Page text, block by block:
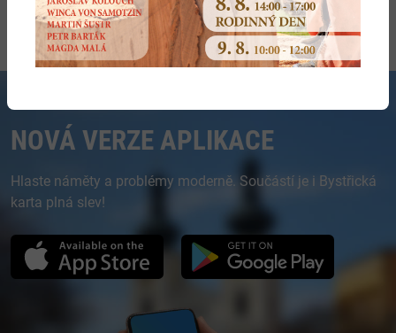
Přehled termínů a lhůt pro volby do zastupitelstev obcí
konaných ve dnech 9. a 10. října 2026
NOVÁ VERZE APLIKACE
Hlaste náměty a problémy moderně. Součástí je i Bystřická
karta plná slev!